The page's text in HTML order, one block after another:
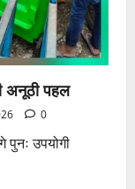
अनूठी पहल
0
पुनः उपयोगी